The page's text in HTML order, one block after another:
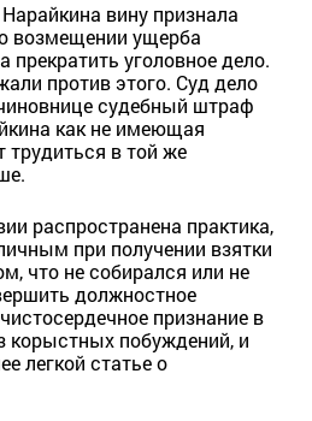
вину признала
возмещении ущерба
уголовное дело.
против этого. Суд дело
судебный штраф
как не имеющая
в той же
распространена практика,
при получении взятки
что не собирался или не
должностное
признание в
корыстных побуждений, и
легкой статье о